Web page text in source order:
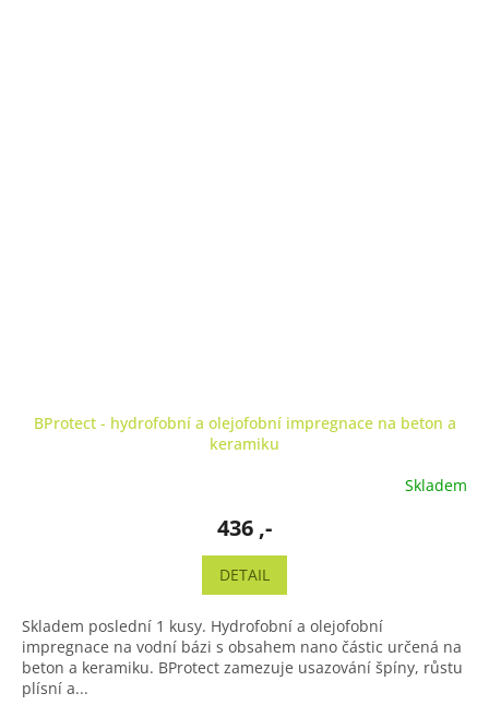
BProtect - hydrofobní a olejofobní impregnace na beton a
keramiku
Skladem
436 ,-
DETAIL
Skladem poslední 1 kusy. Hydrofobní a olejofobní
impregnace na vodní bázi s obsahem nano částic určená na
beton a keramiku. BProtect zamezuje usazování špíny, růstu
plísní a...